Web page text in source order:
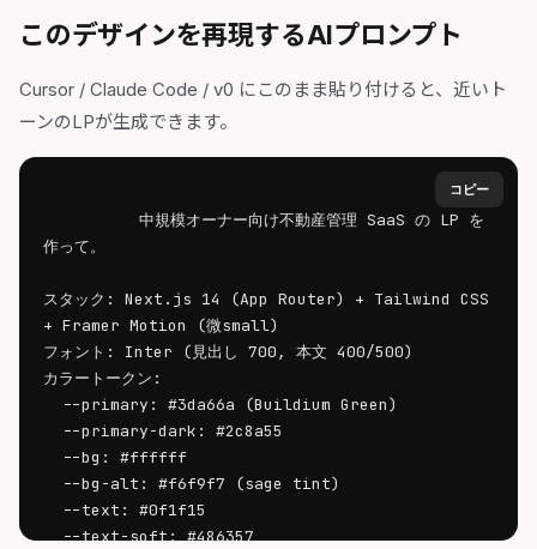
このデザインを再現するAIプロンプト
Cursor / Claude Code / v0 にこのまま貼り付けると、近いト
ーンのLPが生成できます。
コピー
中規模オーナー向け不動産管理 SaaS の LP を
作って。
スタック: Next.js 14 (App Router) + Tailwind CSS
+ Framer Motion (微small)
フォント: Inter (見出し 700, 本文 400/500)
カラートークン:
  --text-soft: #486357